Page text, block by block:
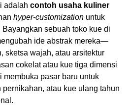
adalah contoh usaha kuliner
hyper-customization untuk
sebuah toko kue di
ide abstrak mereka—
sketsa wajah, atau arsitektur
cokelat atau kue tiga dimensi
membuka pasar baru untuk
atau kue ulang tahun